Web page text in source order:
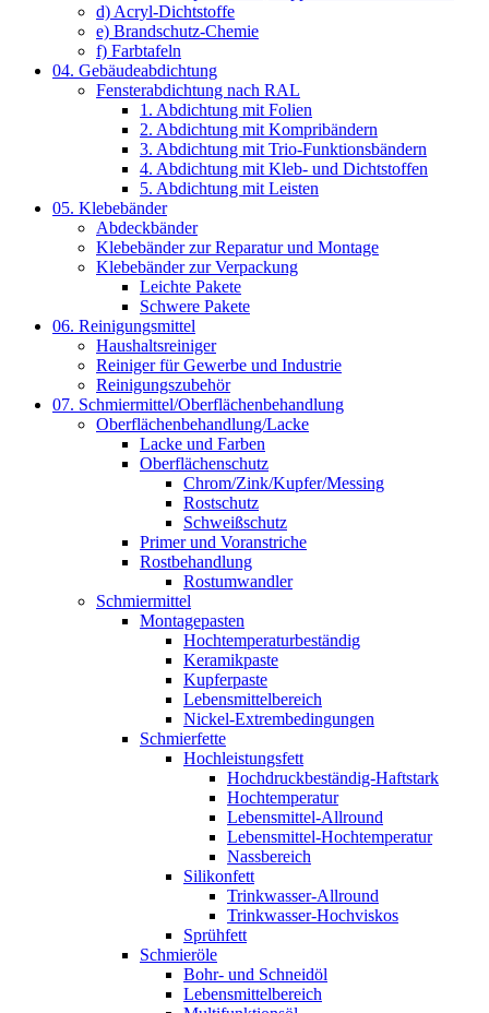
d) Acryl-Dichtstoffe
e) Brandschutz-Chemie
f) Farbtafeln
04. Gebäudeabdichtung
Fensterabdichtung nach RAL
1. Abdichtung mit Folien
2. Abdichtung mit Kompribändern
3. Abdichtung mit Trio-Funktionsbändern
4. Abdichtung mit Kleb- und Dichtstoffen
5. Abdichtung mit Leisten
05. Klebebänder
Abdeckbänder
Klebebänder zur Reparatur und Montage
Klebebänder zur Verpackung
Leichte Pakete
Schwere Pakete
06. Reinigungsmittel
Haushaltsreiniger
Reiniger für Gewerbe und Industrie
Reinigungszubehör
07. Schmiermittel/Oberflächenbehandlung
Oberflächenbehandlung/Lacke
Lacke und Farben
Oberflächenschutz
Chrom/Zink/Kupfer/Messing
Rostschutz
Schweißschutz
Primer und Voranstriche
Rostbehandlung
Rostumwandler
Schmiermittel
Montagepasten
Hochtemperaturbeständig
Keramikpaste
Kupferpaste
Lebensmittelbereich
Nickel-Extrembedingungen
Schmierfette
Hochleistungsfett
Hochdruckbeständig-Haftstark
Hochtemperatur
Lebensmittel-Allround
Lebensmittel-Hochtemperatur
Nassbereich
Silikonfett
Trinkwasser-Allround
Trinkwasser-Hochviskos
Sprühfett
Schmieröle
Bohr- und Schneidöl
Lebensmittelbereich